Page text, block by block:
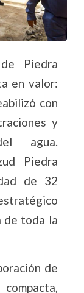
Piedra
en valor:
con
y
agua.
Piedra
de 32
de toda la
de